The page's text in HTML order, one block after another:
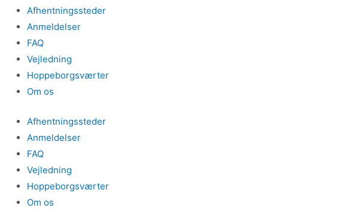
Afhentningssteder
Anmeldelser
FAQ
Vejledning
Hoppeborgsværter
Om os
Afhentningssteder
Anmeldelser
FAQ
Vejledning
Hoppeborgsværter
Om os